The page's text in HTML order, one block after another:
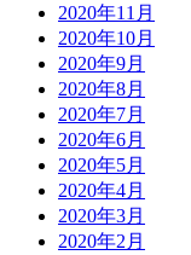
2020年11月
2020年10月
2020年9月
2020年8月
2020年7月
2020年6月
2020年5月
2020年4月
2020年3月
2020年2月